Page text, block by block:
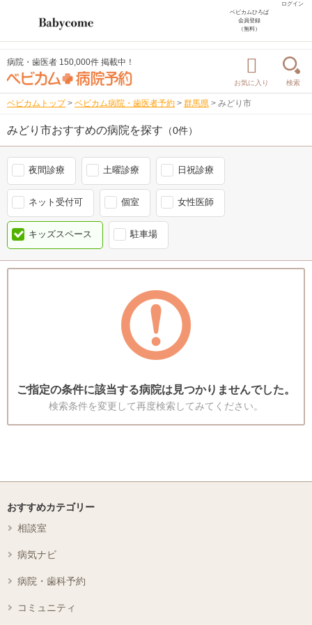
ログイン
ベビカムひろば
会員登録
（無料）
病院・歯医者 150,000件 掲載中！
お気に入り 検索
ベビカムトップ > ベビカム病院・歯医者予約 > 群馬県 > みどり市
みどり市おすすめの病院を探す （0件）
夜間診療 土曜診療 日祝診療
ネット受付可 個室 女性医師
キッズスペース 駐車場
ご指定の条件に該当する病院は見つかりませんでした。
検索条件を変更して再度検索してみてください。
おすすめカテゴリー
相談室
病気ナビ
病院・歯科予約
コミュニティ